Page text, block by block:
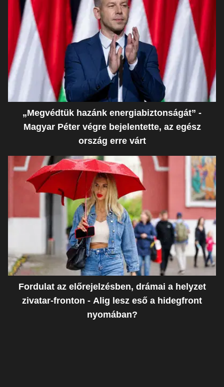
„Megvédtük hazánk energiabiztonságát” -
Magyar Péter végre bejelentette, az egész
ország erre várt
Fordulat az előrejelzésben, drámai a helyzet
zivatar-fronton - Alig lesz eső a hidegfront
nyomában?